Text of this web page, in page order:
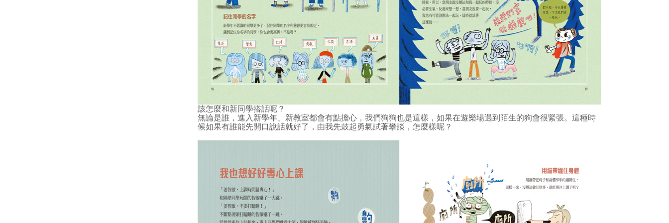
該怎麼和新同學搭話呢？
無論是誰，進入新學年、新教室都會有點擔心，我們狗狗也是這樣，如果在遊樂場遇到陌生的狗會很緊張。這種時
候如果有誰能先開口說話就好了，由我先鼓起勇氣試著攀談，怎麼樣呢？